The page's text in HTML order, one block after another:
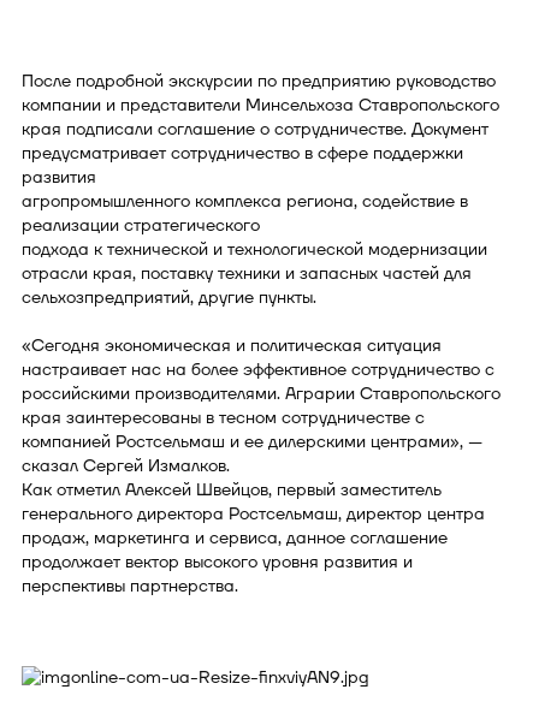
После подробной экскурсии по предприятию руководство
компании и представители Минсельхоза Ставропольского
края подписали соглашение о сотрудничестве. Документ
предусматривает сотрудничество в сфере поддержки
развития
агропромышленного комплекса региона, содействие в
реализации стратегического
подхода к технической и технологической модернизации
отрасли края, поставку техники и запасных частей для
сельхозпредприятий, другие пункты.
«Сегодня экономическая и политическая ситуация
настраивает нас на более эффективное сотрудничество с
российскими производителями. Аграрии Ставропольского
края заинтересованы в тесном сотрудничестве с
компанией Ростсельмаш и ее дилерскими центрами», —
сказал Сергей Измалков.
Как отметил Алексей Швейцов, первый заместитель
генерального директора Ростсельмаш, директор центра
продаж, маркетинга и сервиса, данное соглашение
продолжает вектор высокого уровня развития и
перспективы партнерства.